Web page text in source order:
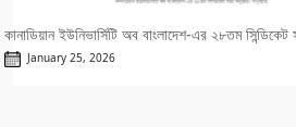
কানাডিয়ান ইউনিভার্সিটি অব বাংলাদেশ-এর ২৮তম
January 25, 2026